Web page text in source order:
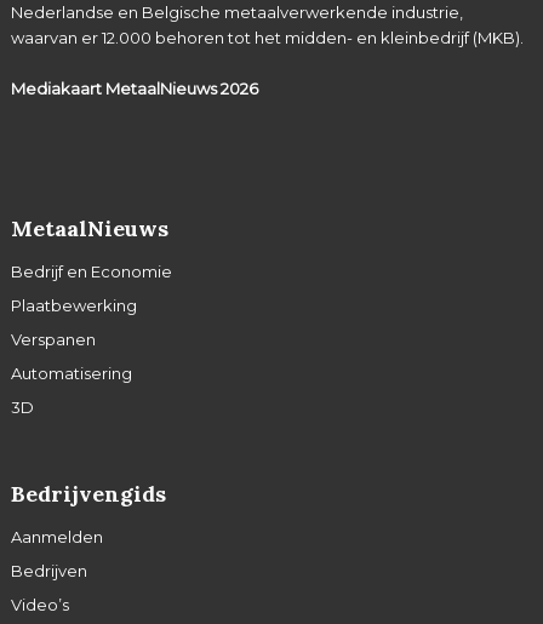
Nederlandse en Belgische metaalverwerkende industrie,
waarvan er 12.000 behoren tot het midden- en kleinbedrijf (MKB).
Mediakaart MetaalNieuws2026
MetaalNieuws
Bedrijf en Economie
Plaatbewerking
Verspanen
Automatisering
3D
Bedrijvengids
Aanmelden
Bedrijven
Video’s